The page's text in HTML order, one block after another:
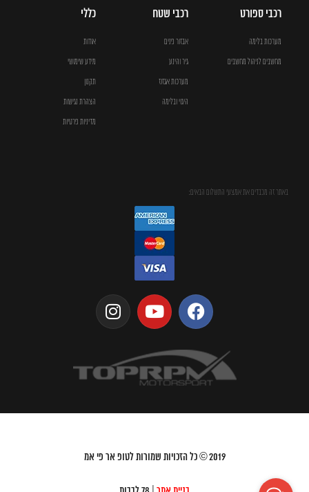
רכבי ספורט
מערכות בלימה
מחשבים לניהול מחשבים
רכבי שטח
אבזור פנים
גיר והינע
מערכות אגזוז
היגוי ובלימה
כללי
אודות
מידע שימושי
תקנון
הצהרת נגישות
מדיניות פרטיות
באתר זה מכבדים את אמצעי התשלום הבאים:
2019© כל הזכויות שמורות לטופ אר פי אמ